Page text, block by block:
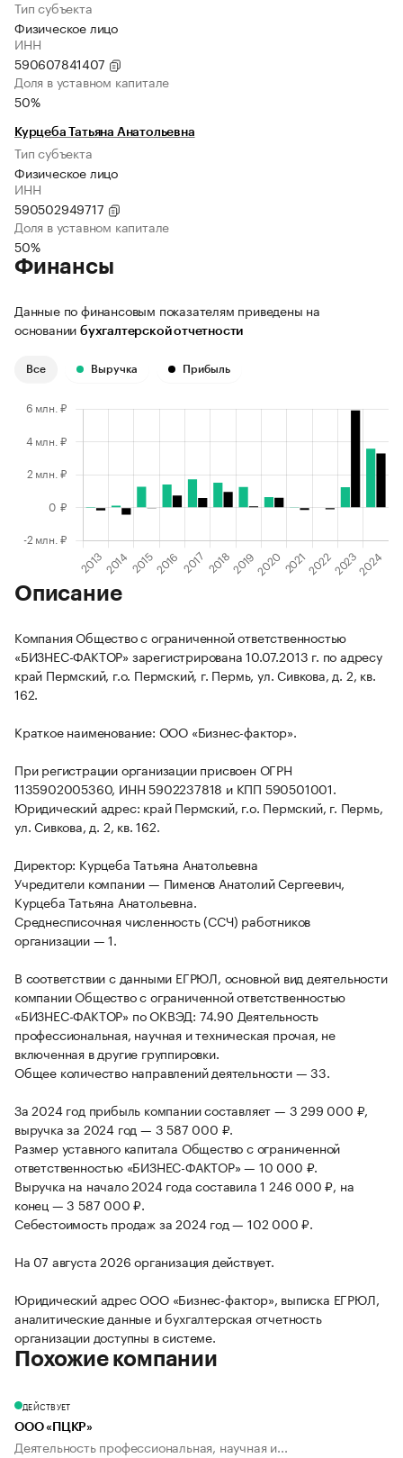
Тип субъекта
Физическое лицо
ИНН
590607841407
Доля в уставном капитале
50%
Курцеба Татьяна Анатольевна
Тип субъекта
Физическое лицо
ИНН
590502949717
Доля в уставном капитале
50%
Финансы
Данные по финансовым показателям приведены на
основании бухгалтерской отчетности
Все Выручка Прибыль
Описание
Компания Общество с ограниченной ответственностью
«БИЗНЕС-ФАКТОР» зарегистрирована 10.07.2013 г. по адресу
край Пермский, г.о. Пермский, г. Пермь, ул. Сивкова, д. 2, кв.
162.
Краткое наименование: ООО «Бизнес-фактор».
При регистрации организации присвоен ОГРН
1135902005360, ИНН 5902237818 и КПП 590501001.
Юридический адрес: край Пермский, г.о. Пермский, г. Пермь,
ул. Сивкова, д. 2, кв. 162.
Директор: Курцеба Татьяна Анатольевна
Учредители компании — Пименов Анатолий Сергеевич,
Курцеба Татьяна Анатольевна.
Среднесписочная численность (ССЧ) работников
организации — 1.
В соответствии с данными ЕГРЮЛ, основной вид деятельности
компании Общество с ограниченной ответственностью
«БИЗНЕС-ФАКТОР» по ОКВЭД: 74.90 Деятельность
профессиональная, научная и техническая прочая, не
включенная в другие группировки.
Общее количество направлений деятельности — 33.
За 2024 год прибыль компании составляет — 3 299 000 ₽,
выручка за 2024 год — 3 587 000 ₽.
Размер уставного капитала Общество с ограниченной
ответственностью «БИЗНЕС-ФАКТОР» — 10 000 ₽.
Выручка на начало 2024 года составила 1 246 000 ₽, на
конец — 3 587 000 ₽.
Себестоимость продаж за 2024 год — 102 000 ₽.
На 07 августа 2026 организация действует.
Юридический адрес ООО «Бизнес-фактор», выписка ЕГРЮЛ,
аналитические данные и бухгалтерская отчетность
организации доступны в системе.
Похожие компании
ДЕЙСТВУЕТ
ООО «ПЦКР»
Деятельность профессиональная, научная и...